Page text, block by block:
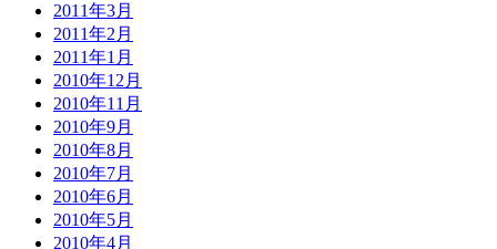
2011年3月
2011年2月
2011年1月
2010年12月
2010年11月
2010年9月
2010年8月
2010年7月
2010年6月
2010年5月
2010年4月